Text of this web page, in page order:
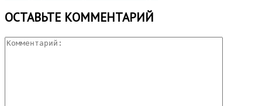
ОСТАВЬТЕ КОММЕНТАРИЙ